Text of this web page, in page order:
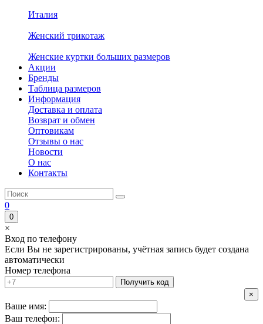
Италия
Женский трикотаж
Женские куртки больших размеров
Акции
Бренды
Таблица размеров
Информация
Доставка и оплата
Возврат и обмен
Оптовикам
Отзывы о нас
Новости
О нас
Контакты
0
0
×
Вход по телефону
Если Вы не зарегистрированы, учётная запись будет создана
автоматически
Номер телефона
Получить код
×
Ваше имя:
Ваш телефон: